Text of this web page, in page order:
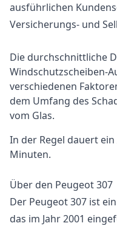
ausführlichen
Versicherungs- und
Die durchschnittliche
Windschutzscheiben-
verschiedenen
dem Umfang des
vom Glas.
In der Regel dauert
Minuten.
Über den Peugeot 307
Der Peugeot 307 ist
das im Jahr 2001